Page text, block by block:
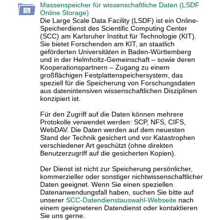
Massenspeicher für wissenschaftliche Daten (LSDF
Online Storage)
Die Large Scale Data Facility (LSDF) ist ein Online-
Speicherdienst des Scientific Computing Center
(SCC) am Karlsruher Institut für Technologie (KIT).
Sie bietet Forschenden am KIT, an staatlich
geförderten Universitäten in Baden-Württemberg
und in der Helmholtz-Gemeinschaft – sowie deren
Kooperationspartnern – Zugang zu einem
großflächigen Festplattenspeichersystem, das
speziell für die Speicherung von Forschungsdaten
aus datenintensiven wissenschaftlichen Disziplinen
konzipiert ist.
Für den Zugriff auf die Daten können mehrere
Protokolle verwendet werden: SCP, NFS, CIFS,
WebDAV. Die Daten werden auf dem neuesten
Stand der Technik gesichert und vor Katastrophen
verschiedener Art geschützt (ohne direkten
Benutzerzugriff auf die gesicherten Kopien).
Der Dienst ist nicht zur Speicherung persönlicher,
kommerzieller oder sonstiger nichtwissenschaftlicher
Daten geeignet. Wenn Sie einen speziellen
Datenanwendungsfall haben, suchen Sie bitte auf
unserer SCC-Datendienstauswahl-Webseitenach
einem geeigneteren Datendienst oder kontaktieren
Sie uns gerne.